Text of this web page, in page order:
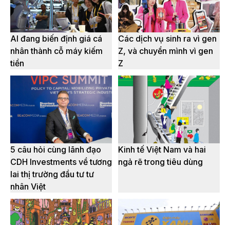
AI đang biến định giá cá
nhân thành cỗ máy kiếm
tiền
Các dịch vụ sinh ra vì gen
Z, và chuyển mình vì gen
Z
5 câu hỏi cùng lãnh đạo
CDH Investments về tương
lai thị trường đầu tư tư
nhân Việt
Kinh tế Việt Nam và hai
ngả rẽ trong tiêu dùng